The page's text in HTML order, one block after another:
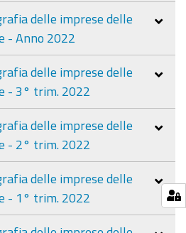
delle imprese delle
- Anno 2022
delle imprese delle
- 3° trim. 2022
delle imprese delle
- 2° trim. 2022
delle imprese delle
- 1° trim. 2022